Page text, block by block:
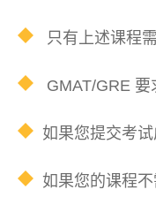
只有上述课程
​GMAT/GRE 要
如果您提交考
如果您的课程